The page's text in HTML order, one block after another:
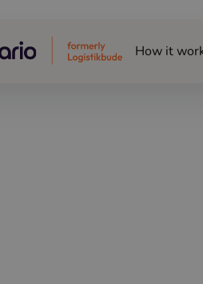
How it